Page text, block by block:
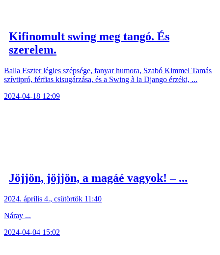
Kifinomult swing meg tangó. És
szerelem.
Balla Eszter légies szépsége, fanyar humora, Szabó Kimmel Tamás
szívtipró, férfias kisugárzása, és a Swing à la Django érzéki, ...
2024-04-18 12:09
Jöjjön, jöjjön, a magáé vagyok! – ...
2024. április 4., csütörtök 11:40
Náray ...
2024-04-04 15:02